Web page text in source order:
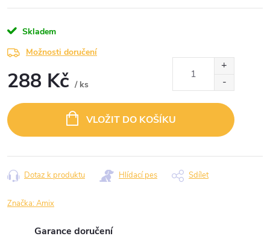
Skladem
Možnosti doručení
288 Kč / ks
cena:
VLOŽIT DO KOŠÍKU
Dotaz k produktu Hlídací pes Sdílet
Značka:Amix
Garance doručení